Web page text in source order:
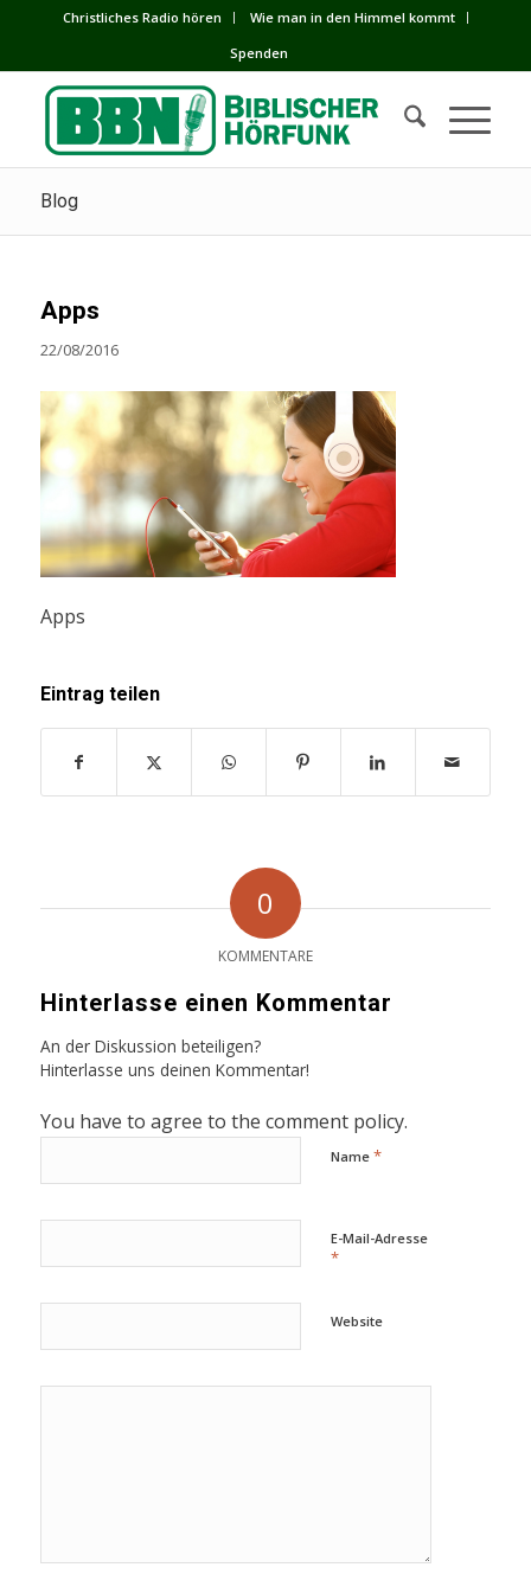
Сhristliches Radio hören
Wie man in den Himmel kommt
Spenden
Blog
Apps
22/08/2016
Apps
Eintrag teilen
0
KOMMENTARE
Hinterlasse einen Kommentar
An der Diskussion beteiligen?
Hinterlasse uns deinen Kommentar!
You have to agree to the comment policy.
Name *
E-Mail-Adresse
*
Website